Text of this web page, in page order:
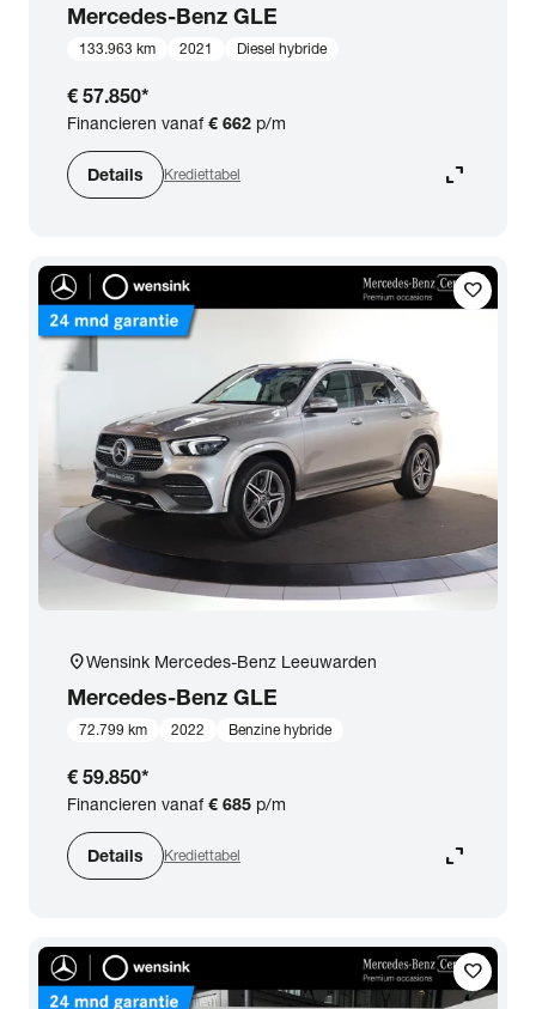
Mercedes-Benz GLE
133.963 km 2021 Diesel hybride
€ 57.850*
Financieren vanaf€ 662 p/m
Details Krediettabel expand_content
favorite
location_onWensink Mercedes-Benz Leeuwarden
Mercedes-Benz GLE
72.799 km 2022 Benzine hybride
€ 59.850*
Financieren vanaf€ 685 p/m
Details Krediettabel expand_content
favorite